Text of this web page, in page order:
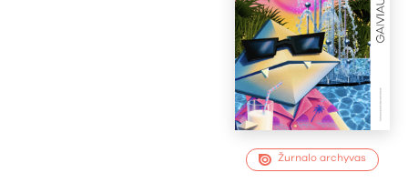
Žurnalo archyvas